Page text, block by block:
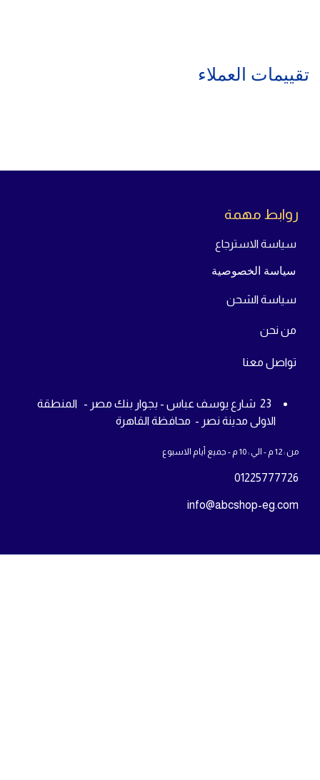
تقييمات العملاء
روابط مهمة
سياسة الاسترجاع
سياسة الخصوصية
سياسة الشحن
من نحن
تواصل معنا
23 شارع يوسف عباس - بجوار بنك مصر - المنطقة
الاولى مدينة نصر - محافظة القاهرة
من : 12 م - الي : 10 م - جميع أيام الاسبوع
01225777726
info@abcshop-eg.com